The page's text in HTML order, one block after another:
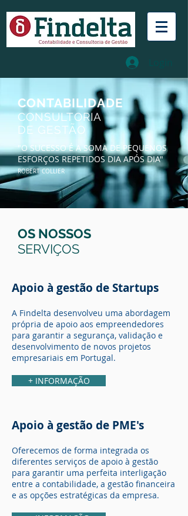
CONTABILIDADE
CONSULTORIA
DE GESTÃO
"O SUCESSO É A SOMA DE PEQUENOS
ESFORÇOS REPETIDOS DIA APÓS DIA"
ROBERT COLLIER
OS NOSSOS
SERVIÇOS
Apoio à gestão de Startups
A Findelta desenvolveu uma abordagem
própria de apoio aos empreendedores
para garantir a segurança, validação e
desenvolvimento de novos projetos
empresariais em Portugal.
+ INFORMAÇÃO
Apoio à gestão de PME's
Oferecemos de forma integrada os
diferentes serviços de apoio à gestão
para garantir uma perfeita interligação
entre a contabilidade, a gestão financeira
e as opções estratégicas da empresa.